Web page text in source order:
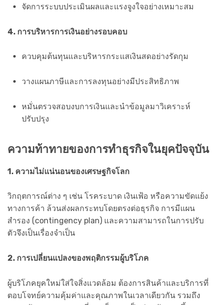
จัดการระบบประเมินผลและแรงจูงใจอย่างเหมาะสม
4. การบริหารการเงินอย่างรอบคอบ
ควบคุมต้นทุนและบริหารกระแสเงินสดอย่างรัดกุม
วางแผนภาษีและการลงทุนอย่างมีประสิทธิภาพ
หมั่นตรวจสอบงบการเงินและนำข้อมูลมาวิเคราะห์
ปรับปรุง
ความท้าทายของการทำธุรกิจในยุคปัจจุบัน
1. ความไม่แน่นอนของเศรษฐกิจโลก
วิกฤตการณ์ต่าง ๆ เช่น โรคระบาด เงินเฟ้อ หรือความขัดแย้ง
ทางการค้า ล้วนส่งผลกระทบโดยตรงต่อธุรกิจ การมีแผน
สำรอง (contingency plan) และความสามารถในการปรับ
ตัวจึงเป็นเรื่องจำเป็น
2. การเปลี่ยนแปลงของพฤติกรรมผู้บริโภค
ผู้บริโภคยุคใหม่ใส่ใจสิ่งแวดล้อม ต้องการสินค้าและบริการที่
ตอบโจทย์ความคุ้มค่าและคุณภาพในเวลาเดียวกัน รวมถึง